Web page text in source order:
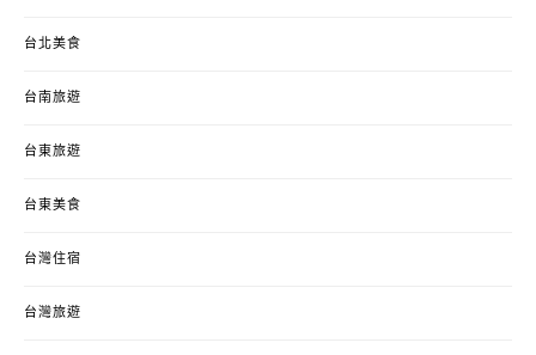
台北美食
台南旅遊
台東旅遊
台東美食
台灣住宿
台灣旅遊